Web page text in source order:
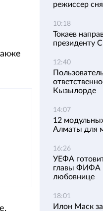
режиссер
10:18
Токаев
президенту
12:40
Кызылорде
14:07
12
Алматы для
16:26
УЕФА
главы ФИФА
любовнице
18:01
Илон Маск